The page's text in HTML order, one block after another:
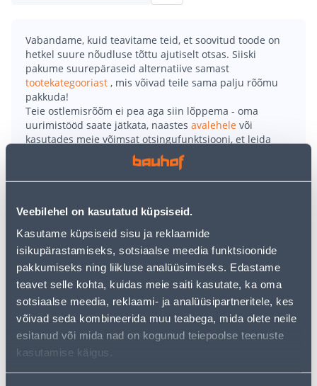
Veebilehel on kasutatud küpsiseid.
Kasutame küpsiseid sisu ja reklaamide
isikupärastamiseks, sotsiaalse meedia funktsioonide
pakkumiseks ning liikluse analüüsimiseks. Edastame
teavet selle kohta, kuidas meie saiti kasutate, ka oma
sotsiaalse meedia, reklaami- ja analüüsipartneritele, kes
võivad seda kombineerida muu teabega, mida olete neile
esitanud või mida nad on kogunud teiepoolse teenuste
kasutamise käigus.
Vabandame, kuid teavitame teid, et soovitud toode on
hetkel suure nõudluse tõttu ajutiselt otsas. Siiski
pakume suurepäraseid alternatiive samast
tootekategooriast , mis võivad teile sama palju rõõmu
pakkuda!
Teie ostlemisrõõm ei pea aga siin lõppema - oma
uurimistööd saate jätkata, naastes avalehele või
kasutades meie võimsat otsingufunktsiooni, et leida
veelgi meelepärasemad valikuid. Head ostlemist!
• Kvaliteetsest täisnahast, mugavad, vastupidavad ja
väga soojad talvesaapad on metallivabad.
• Temperatuuri langedes säilitab välistald oma
omadused ega muutu libedaks.
• Komposiitnina ja APT-torkekindla tald, tugevdused
nina- ja kannaosas, lai liist (12mp) ning rullöösid ja
lukusti.
• Suurus 43.
• 14-päevane tagastusõigus.